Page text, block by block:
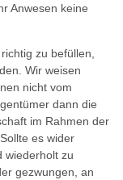
Anwesen keine
zu befüllen,
Wir weisen
nicht vom
dann die
im Rahmen der
es wider
wiederholt zu
gezwungen, an